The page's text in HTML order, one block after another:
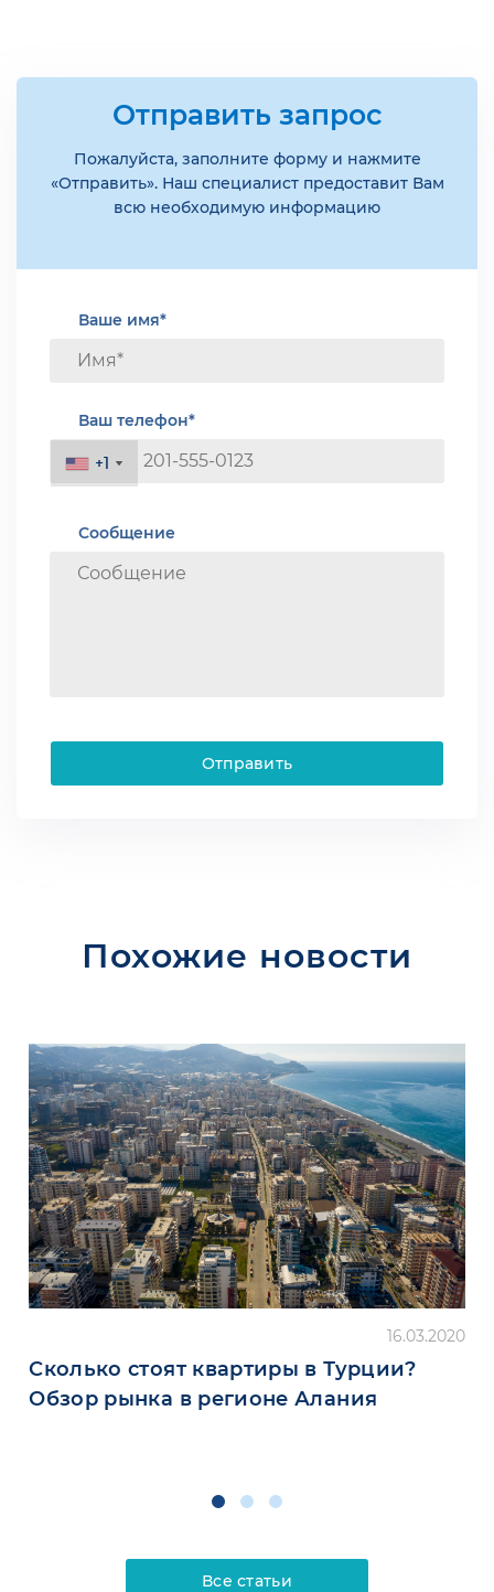
Отправить запрос
Пожалуйста, заполните форму и нажмите
«Отправить». Наш специалист предоставит Вам
всю необходимую информацию
Ваше имя*
Ваш телефон*
+1
+1
Сообщение
Отправить
Похожие новости
16.03.2020
Сколько стоят квартиры в Турции?
Обзор рынка в регионе Алания
Все статьи